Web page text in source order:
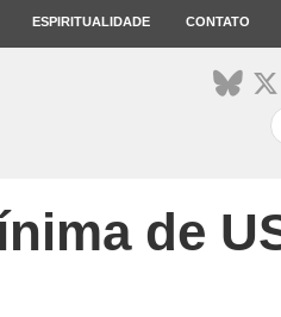
ESPIRITUALIDADE CONTATO
de